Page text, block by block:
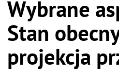
Wybrane
Stan
projekcja